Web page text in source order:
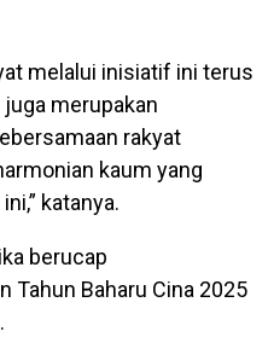
melalui inisiatif ini terus
merupakan
rakyat
kaum yang
katanya.
berucap
Tahun Baharu Cina 2025